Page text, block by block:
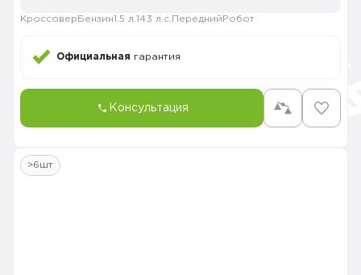
Кроссовер Бензин1.5 л. 143 л.с. Передний Робот
Официальная гарантия
Консультация
>6шт